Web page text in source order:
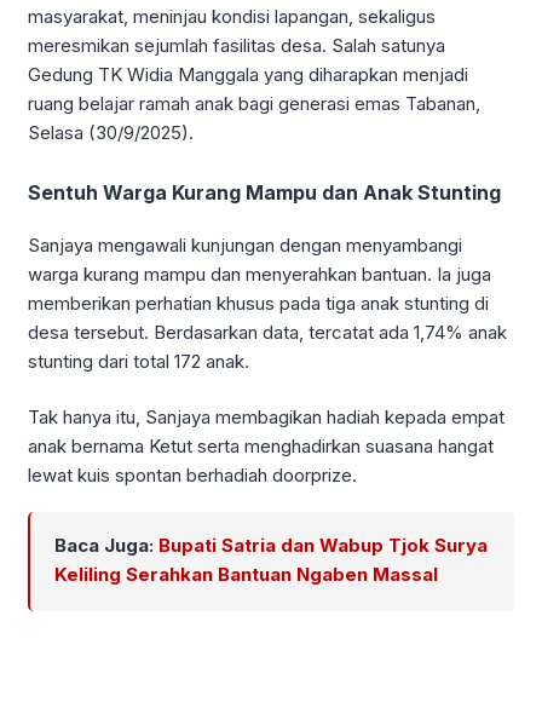
masyarakat, meninjau kondisi lapangan, sekaligus
meresmikan sejumlah fasilitas desa. Salah satunya
Gedung TK Widia Manggala yang diharapkan menjadi
ruang belajar ramah anak bagi generasi emas Tabanan,
Selasa (30/9/2025).
Sentuh Warga Kurang Mampu dan Anak Stunting
Sanjaya mengawali kunjungan dengan menyambangi
warga kurang mampu dan menyerahkan bantuan. Ia juga
memberikan perhatian khusus pada tiga anak stunting di
desa tersebut. Berdasarkan data, tercatat ada 1,74% anak
stunting dari total 172 anak.
Tak hanya itu, Sanjaya membagikan hadiah kepada empat
anak bernama Ketut serta menghadirkan suasana hangat
lewat kuis spontan berhadiah doorprize.
Baca Juga: Bupati Satria dan Wabup Tjok Surya
Keliling Serahkan Bantuan Ngaben Massal